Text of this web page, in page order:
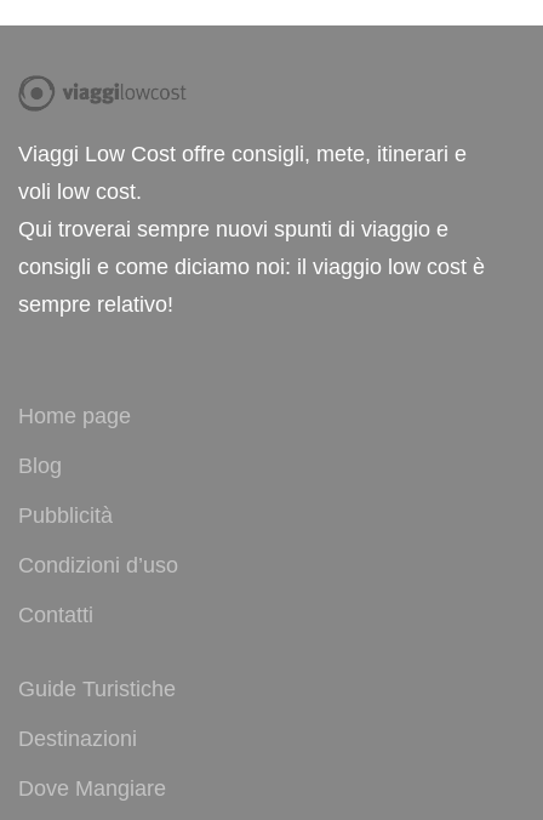
Viaggi Low Cost offre consigli, mete, itinerari e
voli low cost.
Qui troverai sempre nuovi spunti di viaggio e
consigli e come diciamo noi: il viaggio low cost è
sempre relativo!
Home page
Blog
Pubblicità
Condizioni d’uso
Contatti
Guide Turistiche
Destinazioni
Dove Mangiare